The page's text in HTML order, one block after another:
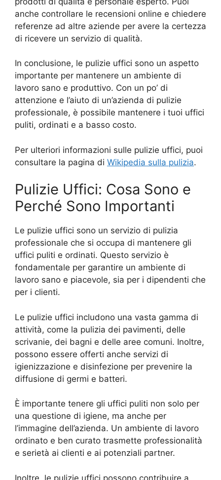
anche controllare le recensioni online e chiedere
referenze ad altre aziende per avere la certezza
di ricevere un servizio di qualità.
In conclusione, le pulizie uffici sono un aspetto
importante per mantenere un ambiente di
lavoro sano e produttivo. Con un po’ di
attenzione e l’aiuto di un’azienda di pulizie
professionale, è possibile mantenere i tuoi uffici
puliti, ordinati e a basso costo.
Per ulteriori informazioni sulle pulizie uffici, puoi
consultare la pagina di Wikipedia sulla pulizia.
Pulizie Uffici: Cosa Sono e
Perché Sono Importanti
Le pulizie uffici sono un servizio di pulizia
professionale che si occupa di mantenere gli
uffici puliti e ordinati. Questo servizio è
fondamentale per garantire un ambiente di
lavoro sano e piacevole, sia per i dipendenti che
per i clienti.
Le pulizie uffici includono una vasta gamma di
attività, come la pulizia dei pavimenti, delle
scrivanie, dei bagni e delle aree comuni. Inoltre,
possono essere offerti anche servizi di
igienizzazione e disinfezione per prevenire la
diffusione di germi e batteri.
È importante tenere gli uffici puliti non solo per
una questione di igiene, ma anche per
l’immagine dell’azienda. Un ambiente di lavoro
ordinato e ben curato trasmette professionalità
e serietà ai clienti e ai potenziali partner.
Inoltre, le pulizie uffici possono contribuire a